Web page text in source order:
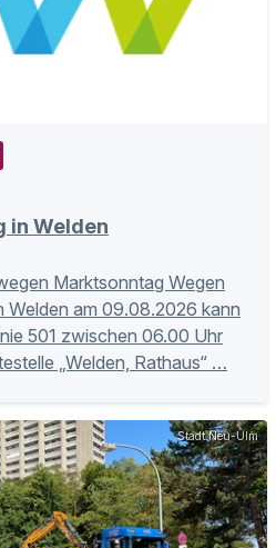
in Welden
Marktsonntag Wegen
Welden am 09.08.2026 kann
501 zwischen 06.00 Uhr
„Welden, Rathaus“ …
Stadt Neu-Ulm